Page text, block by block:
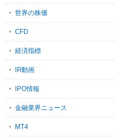
世界の株価
CFD
経済指標
IR動画
IPO情報
金融業界ニュース
MT4